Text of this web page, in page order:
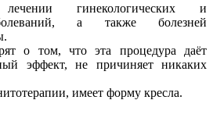
гинекологических и
а также болезней
о том, что эта процедура даёт
эффект, не причиняет никаких
имеет форму кресла.